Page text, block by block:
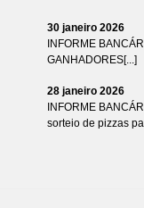
30 janeiro 2026
INFORME
GANHADORES[...]
28 janeiro 2026
INFORME
sorteio de pizzas